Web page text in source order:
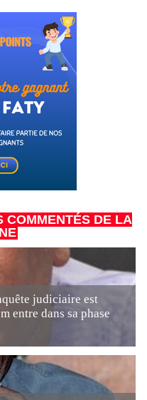
COMMENTÉS DE LA
judiciaire est
entre dans sa phase